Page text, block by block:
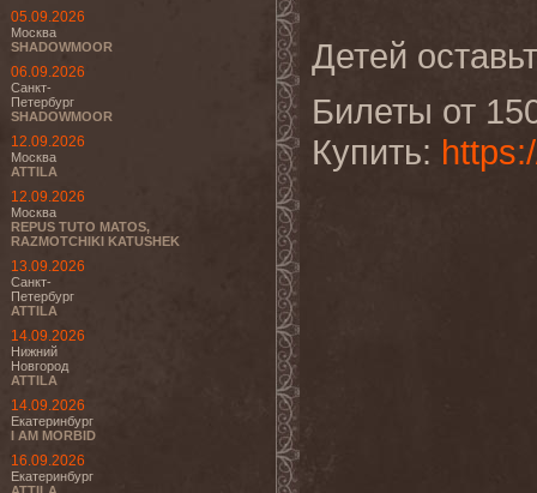
05.09.2026
Москва
SHADOWMOOR
06.09.2026
Санкт-
Петербург
SHADOWMOOR
12.09.2026
Москва
ATTILA
12.09.2026
Москва
REPUS TUTO MATOS,
RAZMOTCHIKI KATUSHEK
13.09.2026
Санкт-
Петербург
ATTILA
14.09.2026
Нижний
Новгород
ATTILA
14.09.2026
Екатеринбург
I AM MORBID
16.09.2026
Екатеринбург
Детей
Билеты от
Купить: